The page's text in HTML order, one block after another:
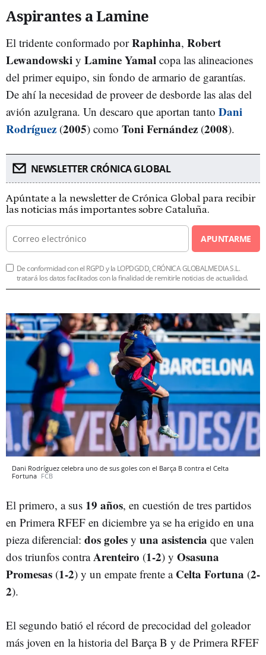
Aspirantes a Lamine
El tridente conformado porRaphinha, Robert
Lewandowski y Lamine Yamal copa las alineaciones
del primer equipo, sin fondo de armario de garantías.
De ahí la necesidad de proveer de desborde las alas del
avión azulgrana. Un descaro que aportan tanto Dani
Rodríguez (2005) como Toni Fernández (2008).
NEWSLETTER CRÓNICA GLOBAL
Apúntate a la newsletter de Crónica Global para recibir
las noticias más importantes sobre Cataluña.
APUNTARME
De conformidad con el RGPD y la LOPDGDD, CRÓNICA GLOBALMEDIA S.L.
tratará los datos facilitados con la finalidad de remitirle noticias de actualidad.
Dani Rodríguez celebra uno de sus goles con el Barça B contra el Celta
Fortuna FCB
El primero, a sus 19 años, en cuestión de tres partidos
en Primera RFEF en diciembre ya se ha erigido en una
pieza diferencial: dos goles y una asistencia que valen
dos triunfos contraArenteiro (1-2) y Osasuna
Promesas (1-2) y un empate frente a Celta Fortuna (2-
2).
El segundo batió el récord de precocidad del goleador
más joven en la historia del Barça B y de Primera RFEF